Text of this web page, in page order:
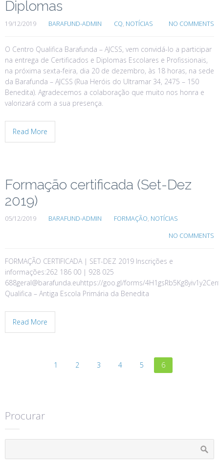
Diplomas
19/12/2019 BARAFUND-ADMIN CQ, NOTÍCIAS NO COMMENTS
O Centro Qualifica Barafunda – AJCSS, vem convidá-lo a participar
na entrega de Certificados e Diplomas Escolares e Profissionais,
na próxima sexta-feira, dia 20 de dezembro, às 18 horas, na sede
da Barafunda – AJCSS (Rua Heróis do Ultramar 34, 2475 – 150
Benedita). Agradecemos a colaboração que muito nos honra e
valorizará com a sua presença.
Read More
Formação certificada (Set-Dez
2019)
05/12/2019 BARAFUND-ADMIN FORMAÇÃO, NOTÍCIAS
NO COMMENTS
FORMAÇÃO CERTIFICADA | SET-DEZ 2019 Inscrições e
informações:262 186 00 | 928 025
688geral@barafunda.euhttps://goo.gl/forms/
Qualifica – Antiga Escola Primária da Benedita
Read More
1 2 3 4 5 6
Procurar